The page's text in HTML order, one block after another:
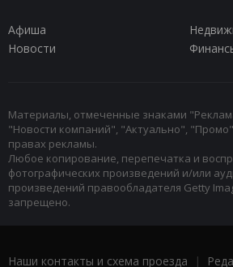
Афиша
Новости
Материалы, отмеченные знаками
"Новости компаний", "Актуально",
правах рекламы.
Любое копирование, перепечатка и
фотографических произведений и/или
произведений правообладателя Getty
запрещено.
Наши контакты и схема проезда |